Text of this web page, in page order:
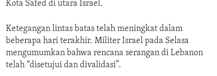
Kota Safed di utara Israel.
Ketegangan lintas batas telah meningkat dalam
beberapa hari terakhir. Militer Israel pada Selasa
mengumumkan bahwa rencana serangan di Lebanon
telah “disetujui dan divalidasi”.